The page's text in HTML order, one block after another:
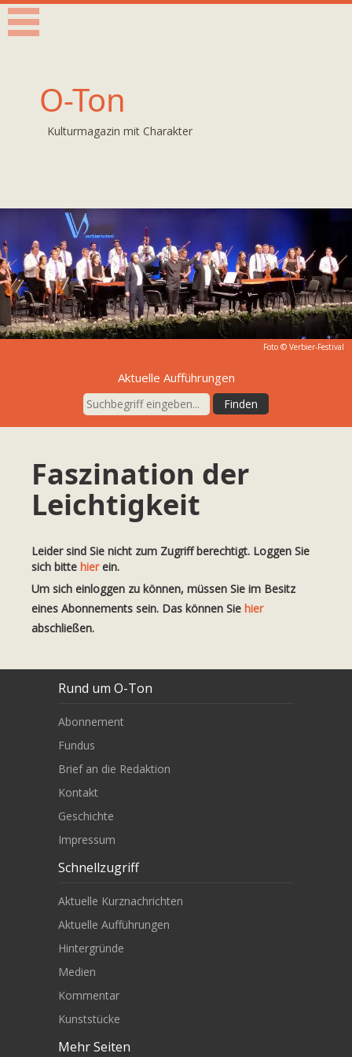
O-Ton
Kulturmagazin mit Charakter
Foto © Verbier-Festival
Aktuelle Aufführungen
Faszination der
Leichtigkeit
Leider sind Sie nicht zum Zugriff berechtigt. Loggen Sie
sich bitte hierein.
Um sich einloggen zu können, müssen Sie im Besitz
eines Abonnements sein. Das können Sie hier
abschließen.
Rund um O-Ton
Abonnement
Fundus
Brief an die Redaktion
Kontakt
Geschichte
Impressum
Schnellzugriff
Aktuelle Kurznachrichten
Aktuelle Aufführungen
Hintergründe
Medien
Kommentar
Kunststücke
Mehr Seiten